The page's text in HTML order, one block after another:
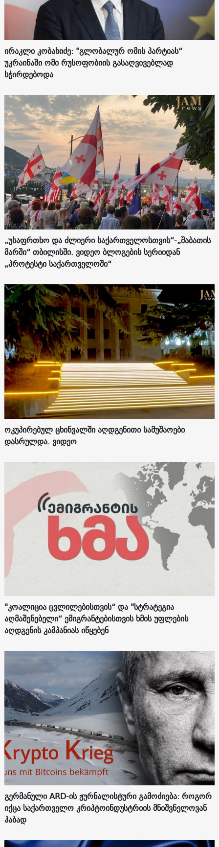
ირაკლი კობახიძე: "გლობალურ ომის პარტიას“
უკრაინაში ომი რუსოფობიის გასაღვივებლად
სჭირდებოდა
„უსაფრთხო და ძლიერი საქართველოსთვის“-„შაბათის
მარში“ თბილისში. ვიდეო ბლოგების სერიიდან
„პროტესტი საქართველოში“
ოკუპირებულ ცხინვალში აღდგენითი სამუშაოები
დასრულდა. ვიდეო
"კოალიცია ცვლილებისთვის“ და "სტრატეგია
აღმაშენებელი“ ემიგრანტებისთვის ხმის უფლების
აღდგენის კამპანიას იწყებენ
გერმანული ARD-ის ჟურნალისტური გამოძიება: როგორ
იქცა საქართველო კრიპტოინდუსტრიის მნიშვნელოვან
ჰაბად